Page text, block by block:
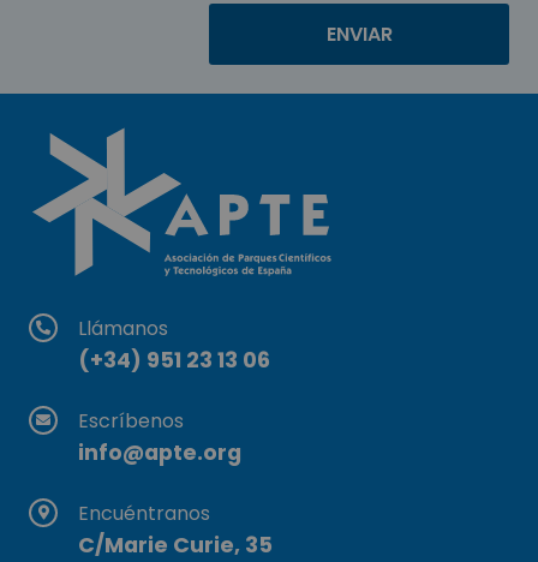
Llámanos
(+34) 951 23 13 06
Escríbenos
info@apte.org
Encuéntranos
C/Marie Curie, 35